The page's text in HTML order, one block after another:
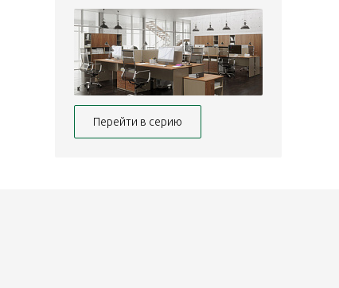
Перейти в серию